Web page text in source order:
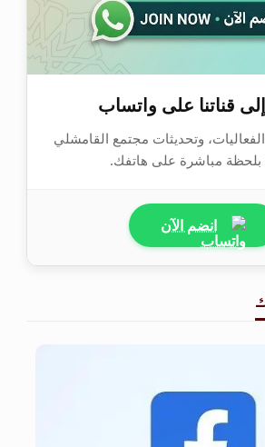
قناتنا على واتساب
الفعاليات، وتحديثات مجتمع القامشلي
مباشرة على هاتفك.
انضم الآن